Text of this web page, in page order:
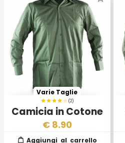
(2)
Camicia in Cotone
Esercito
Cecoslovacco
Varie Taglie
€ 8.90